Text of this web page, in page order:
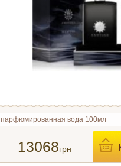
парфюмированная вода 100мл
13068грн